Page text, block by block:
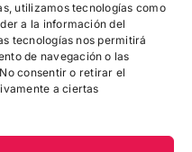
utilizamos tecnologías como
a la información del
tecnologías nos permitirá
de navegación o las
consentir o retirar el
a ciertas